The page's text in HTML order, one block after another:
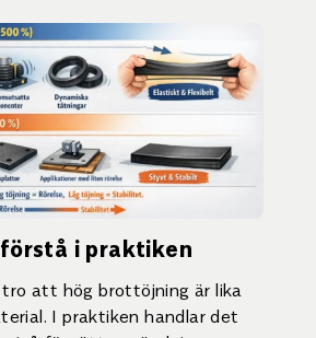
i praktiken
att hög brottöjning är lika
I praktiken handlar det